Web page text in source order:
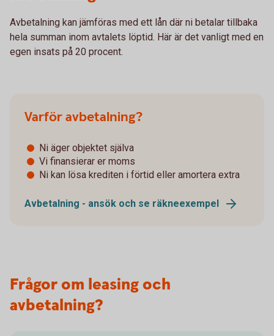
Avbetalning kan jämföras med ett lån där ni betalar tillbaka
hela summan inom avtalets löptid. Här är det vanligt med en
egen insats på 20 procent.
Varför avbetalning?
Ni äger objektet själva
Vi finansierar er moms
Ni kan lösa krediten i förtid eller amortera extra
Avbetalning - ansök och se räkneexempel
Frågor om leasing och
avbetalning?